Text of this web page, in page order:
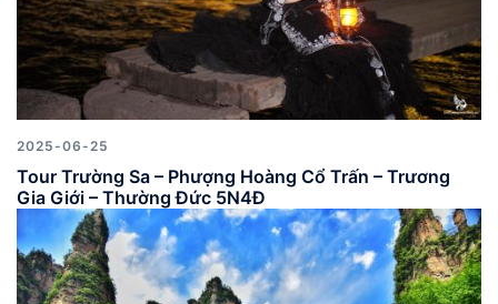
2025-06-25
Tour Trường Sa – Phượng Hoàng Cổ Trấn – Trương
Gia Giới – Thường Đức 5N4Đ